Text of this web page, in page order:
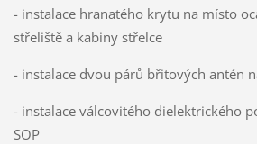
- instalace hranatého krytu na místo
střeliště a kabiny střelce
- instalace dvou párů břitových antén
- instalace válcovitého dielektrického
SOP